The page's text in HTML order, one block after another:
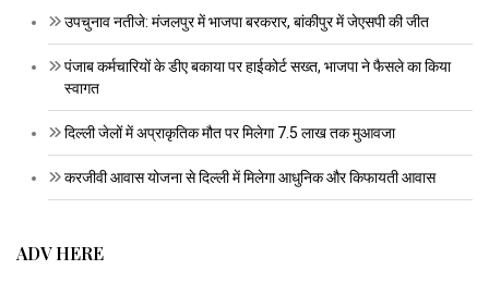
उपचुनाव नतीजे: मंजलपुर में भाजपा बरकरार, बांकीपुर में जेएसपी की जीत
पंजाब कर्मचारियों के डीए बकाया पर हाईकोर्ट सख्त, भाजपा ने फैसले का किया
स्वागत
दिल्ली जेलों में अप्राकृतिक मौत पर मिलेगा 7.5 लाख तक मुआवजा
करजीवी आवास योजना से दिल्ली में मिलेगा आधुनिक और किफायती आवास
ADV HERE